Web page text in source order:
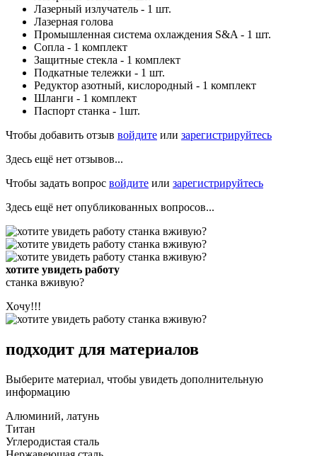
Лазерный излучатель - 1 шт.
Лазерная голова
Промышленная система охлаждения S&A - 1 шт.
Сопла - 1 комплект
Защитные стекла - 1 комплект
Подкатные тележки - 1 шт.
Редуктор азотный, кислородный - 1 комплект
Шланги - 1 комплект
Паспорт станка - 1шт.
Чтобы добавить отзыв войдите или зарегистрируйтесь
Здесь ещё нет отзывов...
Чтобы задать вопрос войдите или зарегистрируйтесь
Здесь ещё нет опубликованных вопросов...
хотите увидеть работу
станка вживую?
Хочу!!!
подходит для материалов
Выберите материал, чтобы увидеть дополнительную
информацию
Алюминий, латунь
Титан
Углеродистая сталь